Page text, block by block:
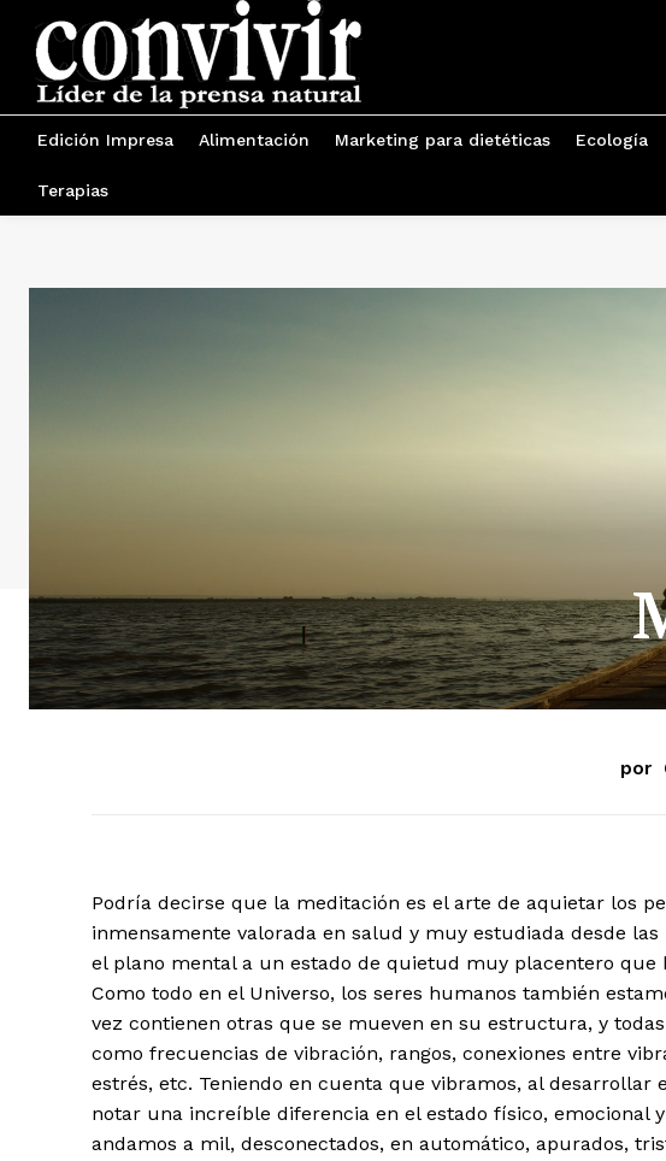
Edición Impresa Alimentación Marketing para dietéticas Ecología
Terapias
por
Podría decirse que la meditación es el arte de aquietar los
inmensamente valorada en salud y muy estudiada desde
el plano mental a un estado de quietud muy placentero
Como todo en el Universo, los seres humanos también
vez contienen otras que se mueven en su estructura, y
como frecuencias de vibración, rangos, conexiones entre
estrés, etc. Teniendo en cuenta que vibramos, al desarrollar
notar una increíble diferencia en el estado físico, emocional
andamos a mil, desconectados, en automático, apurados,